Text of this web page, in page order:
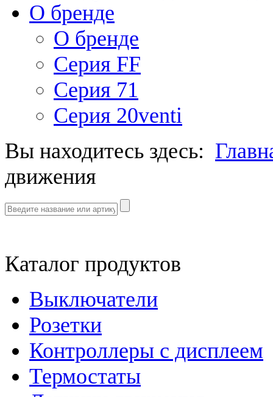
О бренде
О бренде
Серия FF
Серия 71
Серия 20venti
Вы находитесь здесь:
движения
Каталог продуктов
Выключатели
Розетки
Контроллеры с дисплеем
Термостаты